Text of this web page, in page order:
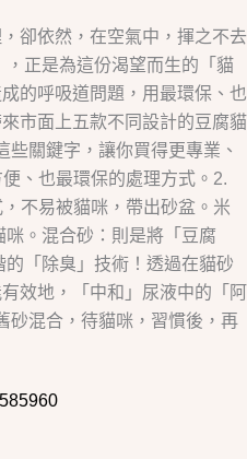
卻依然，在空氣中，揮之不去
正是為這份渴望而生的「貓
的呼吸道問題，用最環保、也
市面上五款不同設計的豆腐貓
關鍵字，讓你買得更專業、
、也最環保的處理方式。2.
不易被貓咪，帶出砂盆。米
。混合砂：則是將「豆腐
「除臭」技術！透過在貓砂
效地，「中和」尿液中的「阿
砂混合，待貓咪，習慣後，再
585960